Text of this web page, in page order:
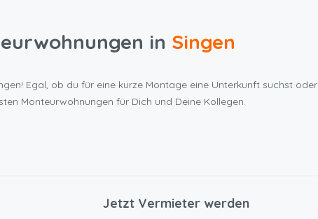
in Singen
Egal, ob du für eine kurze Montage eine Unterkunft suchst
Monteurwohnungen für Dich und Deine Kollegen.
Jetzt Vermieter werden